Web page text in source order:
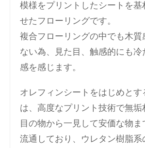
模様をプリントしたシートを基
せたフローリングです。
複合フローリングの中でも木質
ない為、見た目、触感的にも冷
感を感じます。
オレフィンシートをはじめとす
は、高度なプリント技術で無垢
目の物から一見して安価な物
流通しており、ウレタン樹脂系